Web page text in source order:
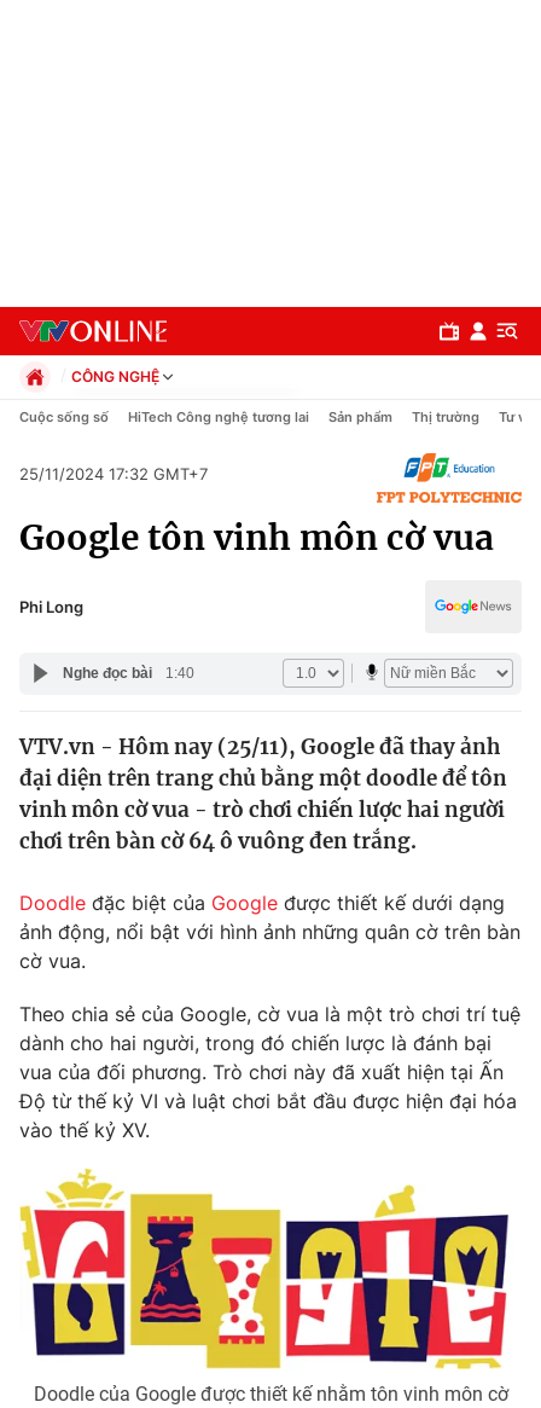
Chính trị
Xã hội
Pháp luật
Y tế
Thế giới
Thế giới đó đây
Câu chuyện quốc tế
Kinh tế
Tài chính
Góc doanh nghiệp
Dữ liệu và đời sống
Truyền hình
Phim VTV
Hậu trường
Nhân vật
Khán giả
Giải sao mai
Giải trí
Âm nhạc
Sao
Đời sống
Du lịch
Làm đẹp
Chất lượng cuộc sống
Giáo dục
Tuyển sinh
Học trực tuyến
Công nghệ
Hitech Công nghệ tương lai
Giao lưu trực tuyến
CÔNG NGHỆ
Chính trị
Pháp luật
Thể thao
Văn hóa - Giải trí
Đời sống
Cuộc sống số HiTech Công nghệ tương lai Sản phẩm Thị trường Tư vấn
25/11/2024 17:32 GMT+7
Google tôn vinh môn cờ vua
Phi Long
Nghe đọc bài 1:40
VTV.vn - Hôm nay (25/11), Google đã thay ảnh
đại diện trên trang chủ bằng một doodle để tôn
vinh môn cờ vua - trò chơi chiến lược hai người
chơi trên bàn cờ 64 ô vuông đen trắng.
Doodle đặc biệt của Google được thiết kế dưới dạng
ảnh động, nổi bật với hình ảnh những quân cờ trên bàn
cờ vua.
Theo chia sẻ của Google, cờ vua là một trò chơi trí tuệ
dành cho hai người, trong đó chiến lược là đánh bại
vua của đối phương. Trò chơi này đã xuất hiện tại Ấn
Độ từ thế kỷ VI và luật chơi bắt đầu được hiện đại hóa
vào thế kỷ XV.
Doodle của Google được thiết kế nhằm tôn vinh môn cờ